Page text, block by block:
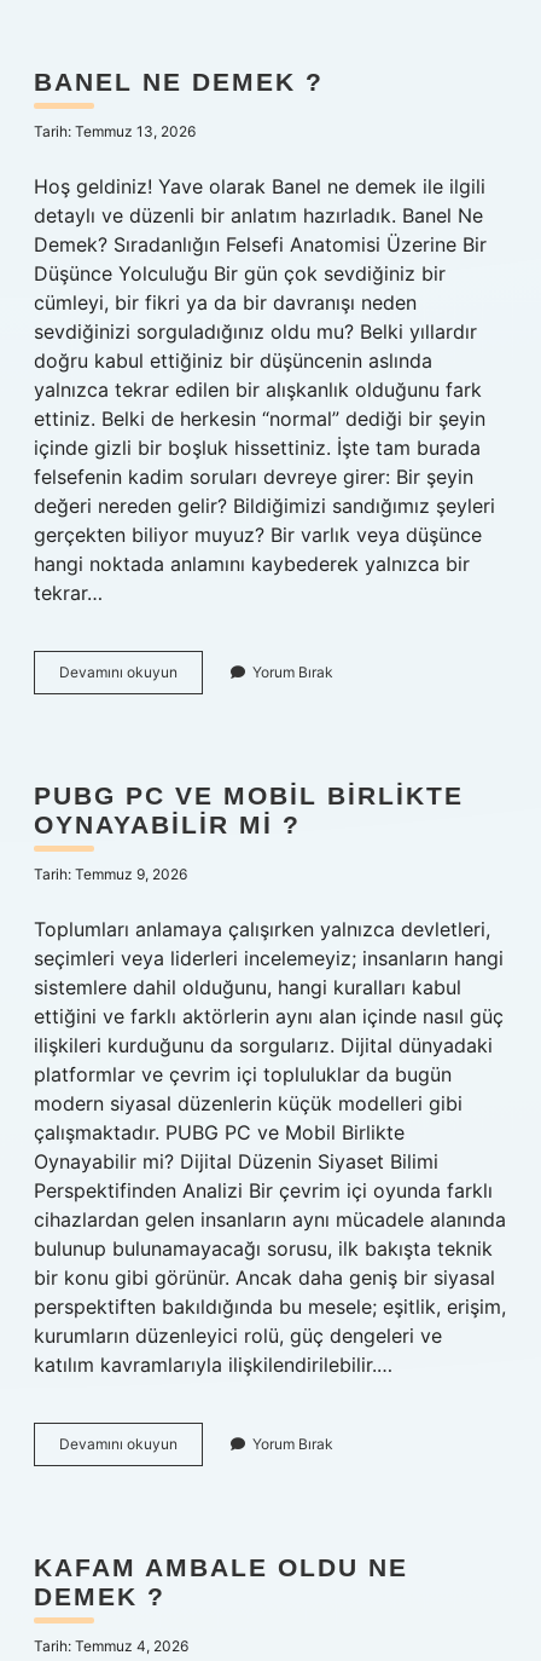
BANEL NE DEMEK ?
Tarih: Temmuz 13, 2026
Hoş geldiniz! Yave olarak Banel ne demek ile ilgili
detaylı ve düzenli bir anlatım hazırladık. Banel Ne
Demek? Sıradanlığın Felsefi Anatomisi Üzerine Bir
Düşünce Yolculuğu Bir gün çok sevdiğiniz bir
cümleyi, bir fikri ya da bir davranışı neden
sevdiğinizi sorguladığınız oldu mu? Belki yıllardır
doğru kabul ettiğiniz bir düşüncenin aslında
yalnızca tekrar edilen bir alışkanlık olduğunu fark
ettiniz. Belki de herkesin “normal” dediği bir şeyin
içinde gizli bir boşluk hissettiniz. İşte tam burada
felsefenin kadim soruları devreye girer: Bir şeyin
değeri nereden gelir? Bildiğimizi sandığımız şeyleri
gerçekten biliyor muyuz? Bir varlık veya düşünce
hangi noktada anlamını kaybederek yalnızca bir
tekrar…
Devamını okuyun
ne
Yorum Bırak
PUBG PC VE MOBIL BIRLIKTE
OYNAYABILIR MI ?
Tarih: Temmuz 9, 2026
Toplumları anlamaya çalışırken yalnızca devletleri,
seçimleri veya liderleri incelemeyiz; insanların hangi
sistemlere dahil olduğunu, hangi kuralları kabul
ettiğini ve farklı aktörlerin aynı alan içinde nasıl güç
ilişkileri kurduğunu da sorgularız. Dijital dünyadaki
platformlar ve çevrim içi topluluklar da bugün
modern siyasal düzenlerin küçük modelleri gibi
çalışmaktadır. PUBG PC ve Mobil Birlikte
Oynayabilir mi? Dijital Düzenin Siyaset Bilimi
Perspektifinden Analizi Bir çevrim içi oyunda farklı
cihazlardan gelen insanların aynı mücadele alanında
bulunup bulunamayacağı sorusu, ilk bakışta teknik
bir konu gibi görünür. Ancak daha geniş bir siyasal
perspektiften bakıldığında bu mesele; eşitlik, erişim,
kurumların düzenleyici rolü, güç dengeleri ve
katılım kavramlarıyla ilişkilendirilebilir.…
Devamını okuyun
PC
mi
Yorum Bırak
KAFAM AMBALE OLDU NE
DEMEK ?
Tarih: Temmuz 4, 2026